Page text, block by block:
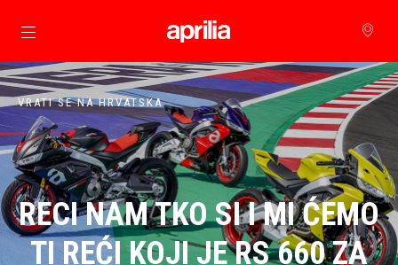
Idi na glavni izbornik
VRATI SE NA HRVATSKA
RECI NAM TKO SI I MI ĆEMO
TI REĆI KOJI JE RS 660 ZA